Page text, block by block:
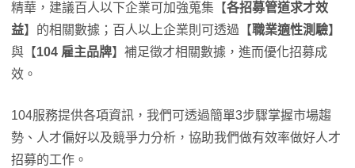
精華，建議百人以下企業可加強蒐集【各招募管道求才效
益】的相關數據；百人以上企業則可透過【職業適性測驗】
與【104 雇主品牌】補足徵才相關數據，進而優化招募成
效。
104服務提供各項資訊，我們可透過簡單3步驟掌握市場趨
勢、人才偏好以及競爭力分析，協助我們做有效率做好人才
招募的工作。